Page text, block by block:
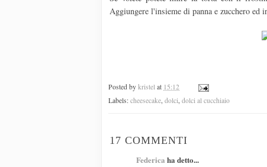
Aggiungere l'insieme di panna e zucchero ed
Posted by kristel at 15:12
Labels: cheesecake, dolci, dolci al cucchiaio
17 COMMENTI
Federica ha detto...